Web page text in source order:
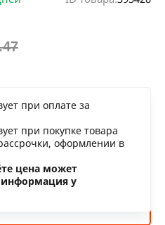
при оплате за
при покупке товара
оформлении в
цена может
информация у